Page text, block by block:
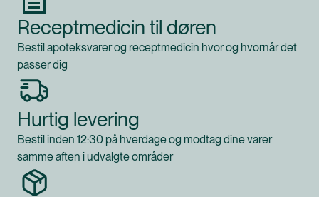
Receptmedicin til døren
Bestil apoteksvarer og receptmedicin hvor og hvornår det
passer dig
Hurtig levering
Bestil inden 12:30 på hverdage og modtag dine varer
samme aften i udvalgte områder